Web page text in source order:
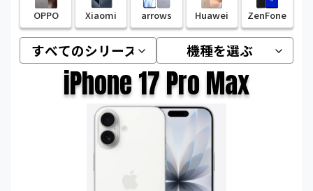
OPPO Xiaomi arrows Huawei ZenFone
iPhone 17 Pro Max